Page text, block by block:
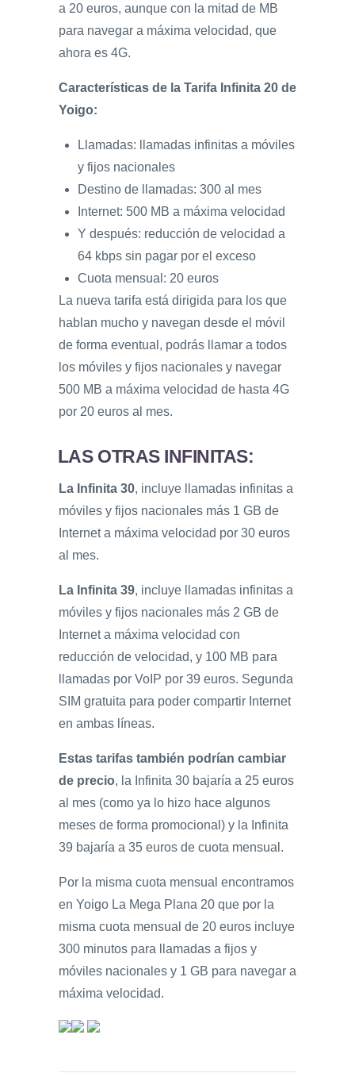
a 20 euros, aunque con la mitad de MB
para navegar a máxima velocidad, que
ahora es 4G.
Características de la Tarifa Infinita 20 de
Yoigo:
Llamadas: llamadas infinitas a móviles
y fijos nacionales
Destino de llamadas: 300 al mes
Internet: 500 MB a máxima velocidad
Y después: reducción de velocidad a
64 kbps sin pagar por el exceso
Cuota mensual: 20 euros
La nueva tarifa está dirigida para los que
hablan mucho y navegan desde el móvil
de forma eventual, podrás llamar a todos
los móviles y fijos nacionales y navegar
500 MB a máxima velocidad de hasta 4G
por 20 euros al mes.
LAS OTRAS INFINITAS:
La Infinita 30, incluye llamadas infinitas a
móviles y fijos nacionales más 1 GB de
Internet a máxima velocidad por 30 euros
al mes.
La Infinita 39, incluye llamadas infinitas a
móviles y fijos nacionales más 2 GB de
Internet a máxima velocidad con
reducción de velocidad, y 100 MB para
llamadas por VoIP por 39 euros. Segunda
SIM gratuita para poder compartir Internet
en ambas líneas.
Estas tarifas también podrían cambiar
de precio, la Infinita 30 bajaría a 25 euros
al mes (como ya lo hizo hace algunos
meses de forma promocional) y la Infinita
39 bajaría a 35 euros de cuota mensual.
Por la misma cuota mensual encontramos
en Yoigo La Mega Plana 20 que por la
misma cuota mensual de 20 euros incluye
300 minutos para llamadas a fijos y
móviles nacionales y 1 GB para navegar a
máxima velocidad.